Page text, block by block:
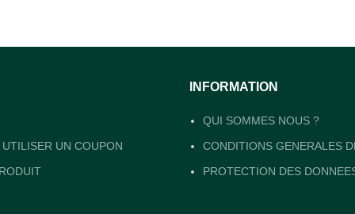
UN COUPON
INFORMATION
QUI SOMMES NOUS ?
CONDITIONS GENERALES
PROTECTION DES